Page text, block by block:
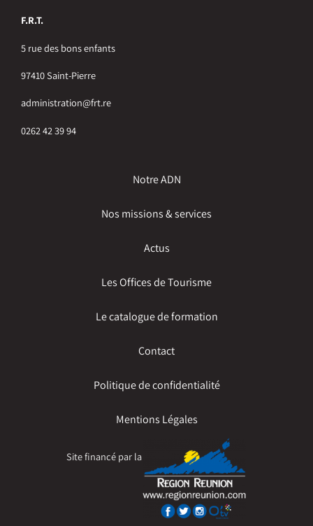
F.R.T.
5 rue des bons enfants
97410 Saint-Pierre
administration@frt.re
0262 42 39 94
Notre ADN
Nos missions & services
Actus
Les Offices de Tourisme
Le catalogue de formation
Contact
Politique de confidentialité
Mentions Légales
Site financé par la